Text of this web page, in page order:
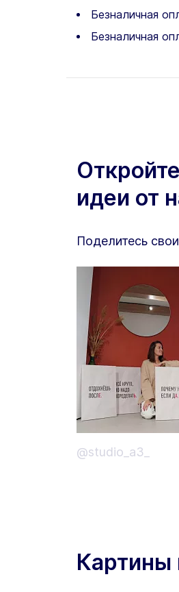
Безналичная
Безналичная
идеи от
Поделитесь
@studio_a3_
Картины